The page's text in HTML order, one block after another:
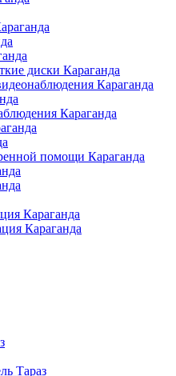
диски Караганда
Караганда
Караганда
помощи Караганда
Караганда
Караганда
Тараз